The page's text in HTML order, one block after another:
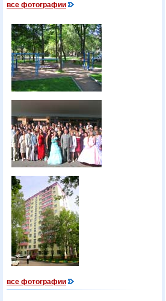
все фотографии
все фотографии